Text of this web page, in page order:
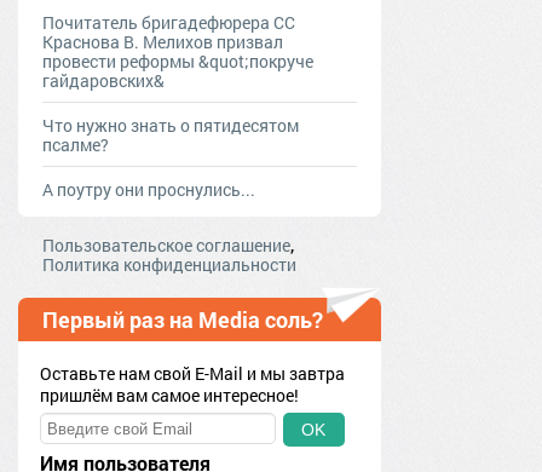
Почитатель бригадефюрера СС
Краснова В. Мелихов призвал
провести реформы &quot;покруче
гайдаровских&
Что нужно знать о пятидесятом
псалме?
А поутру они проснулись...
Пользовательское соглашение,
Политика конфиденциальности
Первый раз на Media соль?
Оставьте нам свой E-Mail и мы завтра
пришлём вам самое интересное!
OK
Имя пользователя